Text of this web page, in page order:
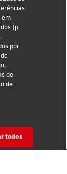
em
(p.
por
de
de
todos